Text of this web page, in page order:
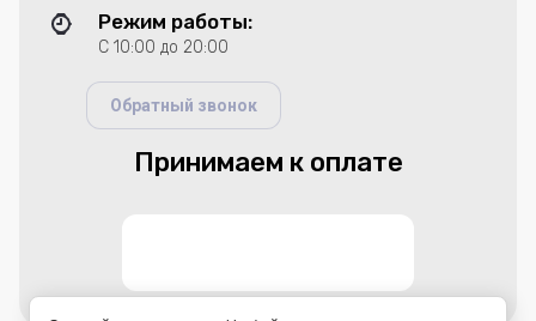
Режим работы:
С 10:00 до 20:00
Обратный звонок
Принимаем к оплате